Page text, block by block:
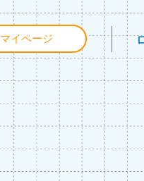
マイページ